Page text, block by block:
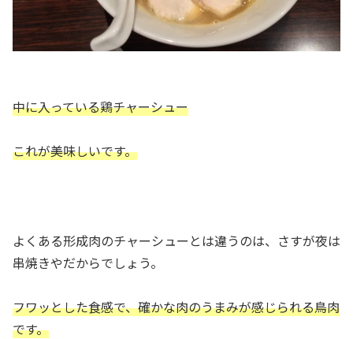
中に入っている鶏チャーシュー
これが美味しいです。
よくある形成肉のチャーシューとは違うのは、さすが夜は
串焼きやだからでしょう。
フワッとした食感で、確かな肉のうまみが感じられる鳥肉
です。